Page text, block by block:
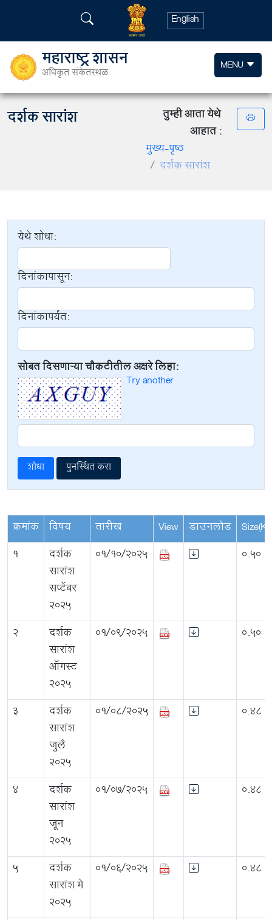
English
महाराष्ट्र शासन
अधिकृत संकेतस्थळ MENU
दर्शक सारांश
तुम्ही आता येथे
आहात :
मुख्य-पृष्ठ
दर्शक सारांश
येथे शोधा:
दिनांकापासून:
दिनांकापर्यंत:
सोबत दिसणाऱ्या चौकटीतील अक्षरे लिहा:
Try another
क्रमांक विषय तारीख View डाउनलोड
1
दर्शक
सारांश
सप्टेंबर
2025
01/10/2025 0.50
2
दर्शक
सारांश
ऑगस्ट
2025
01/09/2025 0.50
3
दर्शक
सारांश
जुलै
2025
01/08/2025 0.48
4
दर्शक
सारांश
जून
2025
01/07/2025 0.48
5
दर्शक
सारांश मे
2025
01/06/2025 0.48